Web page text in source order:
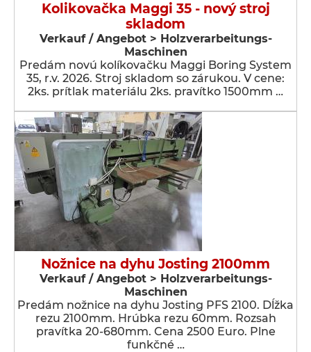
Kolikovačka Maggi 35 - nový stroj
skladom
Verkauf / Angebot > Holzverarbeitungs-
Maschinen
Predám novú kolíkovačku Maggi Boring System
35, r.v. 2026. Stroj skladom so zárukou. V cene:
2ks. prítlak materiálu 2ks. pravítko 1500mm …
Nožnice na dyhu Josting 2100mm
Verkauf / Angebot > Holzverarbeitungs-
Maschinen
Predám nožnice na dyhu Josting PFS 2100. Dĺžka
rezu 2100mm. Hrúbka rezu 60mm. Rozsah
pravítka 20-680mm. Cena 2500 Euro. Plne
funkčné …